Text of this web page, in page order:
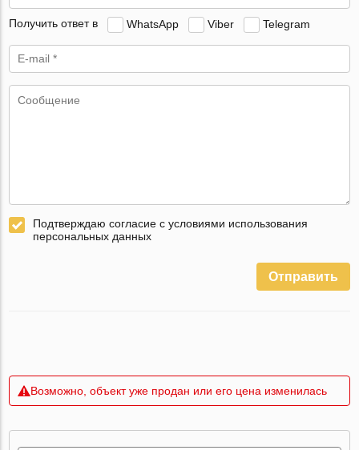
Получить ответ в WhatsApp Viber Telegram
Подтверждаю согласие с условиями использования
персональных данных
Отправить
Возможно, объект уже продан или его цена изменилась